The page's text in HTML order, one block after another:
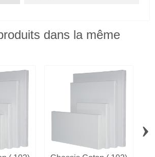
dans la même
›